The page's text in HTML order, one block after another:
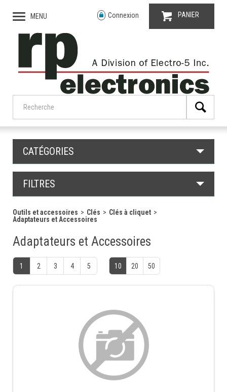
MENU Connexion PANIER
CATÉGORIES
FILTRES
Outils et accessoires Clés
Clés à cliquet
Adaptateurs et Accessoires
Adaptateurs et Accessoires
1 2 3 4 5 10 20 50